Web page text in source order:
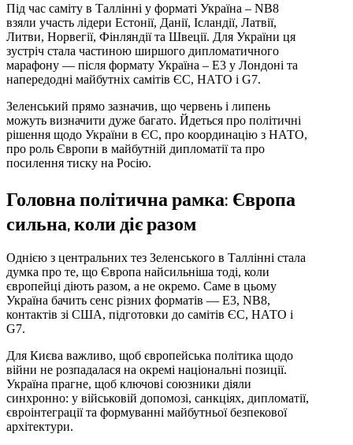
Під час саміту в Таллінні у форматі Україна – NB8
взяли участь лідери Естонії, Данії, Ісландії, Латвії,
Литви, Норвегії, Фінляндії та Швеції. Для України ця
зустріч стала частиною ширшого дипломатичного
марафону — після формату Україна – E3 у Лондоні та
напередодні майбутніх самітів ЄС, НАТО і G7.
Зеленський прямо зазначив, що червень і липень
можуть визначити дуже багато. Йдеться про політичні
рішення щодо України в ЄС, про координацію з НАТО,
про роль Європи в майбутній дипломатії та про
посилення тиску на Росію.
Головна політична рамка: Європа
сильна, коли діє разом
Однією з центральних тез Зеленського в Таллінні стала
думка про те, що Європа найсильніша тоді, коли
європейці діють разом, а не окремо. Саме в цьому
Україна бачить сенс різних форматів — E3, NB8,
контактів зі США, підготовки до самітів ЄС, НАТО і
G7.
Для Києва важливо, щоб європейська політика щодо
війни не розпадалася на окремі національні позиції.
Україна прагне, щоб ключові союзники діяли
синхронно: у військовій допомозі, санкціях, дипломатії,
євроінтеграції та формуванні майбутньої безпекової
архітектури.